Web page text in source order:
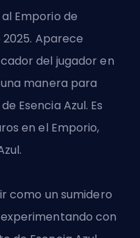
Emporio de
Aparece
del jugador en
manera para
Esencia Azul. Es
en el Emporio,
como un sumidero
con